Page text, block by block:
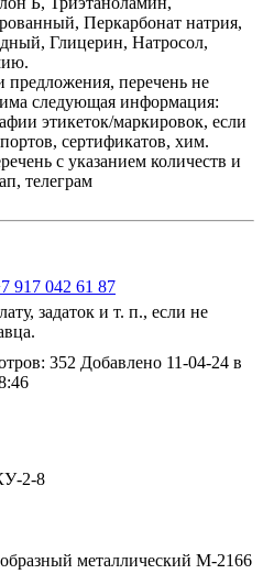
Перкарбонат натрия,
Глицерин, Натросол,
предложения, перечень не
следующая информация:
этикеток/маркировок, если
сертификатов, хим.
с указанием количеств и
телеграм
917 042 61 87
задаток и т. п., если не
352 Добавлено 11-04-24 в
2-8
металлический М-2166